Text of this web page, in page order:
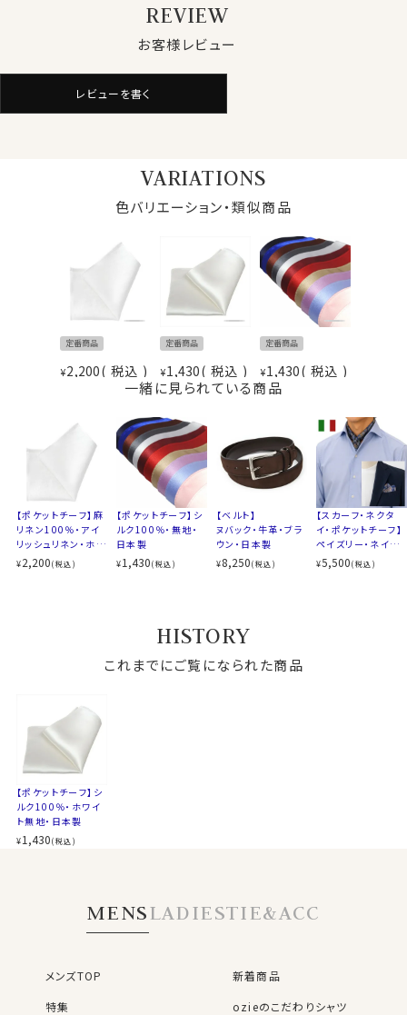
REVIEW
お客様レビュー
レビューを書く
VARIATIONS
色バリエーション・類似商品
定番商品
¥2,200 税込
定番商品
¥1,430 税込
定番商品
¥1,430 税込
一緒に見られている商品
【ポケットチーフ】麻
リネン100％・アイ
リッシュリネン・ホワ
イト・無地・日本製
¥2,200(税込)
【ポケットチーフ】シ
ルク100％・無地・
日本製
¥1,430(税込)
【ベルト】
ヌバック・牛革・ブラ
ウン・日本製
¥8,250(税込)
【スカーフ・ネクタ
イ・ポケットチーフ】
ペイズリー・ネイビ
ーブルー・イタリア
¥5,500(税込)
HISTORY
これまでにご覧になられた商品
【ポケットチーフ】シ
ルク100％・ホワイ
ト無地・日本製
¥1,430(税込)
MENSLADIESTIE&ACC
メンズTOP
新着商品
特集
ozieのこだわりシャツ